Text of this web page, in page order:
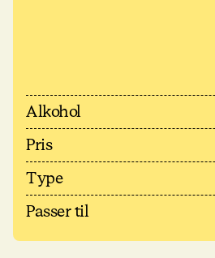
Alkohol
Pris
Type
Passer til